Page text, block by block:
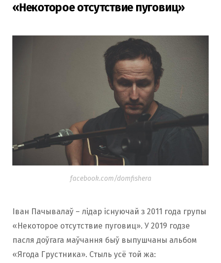
«Некоторое отсутствие пуговиц»
facebook.com/domfishera
Іван Пачывалаў – лідар існуючай з 2011 года групы
«Некоторое отсутствие пуговиц». У 2019 годзе
пасля доўгага маўчання быў выпушчаны альбом
«Ягода Грустника». Стыль усё той жа: